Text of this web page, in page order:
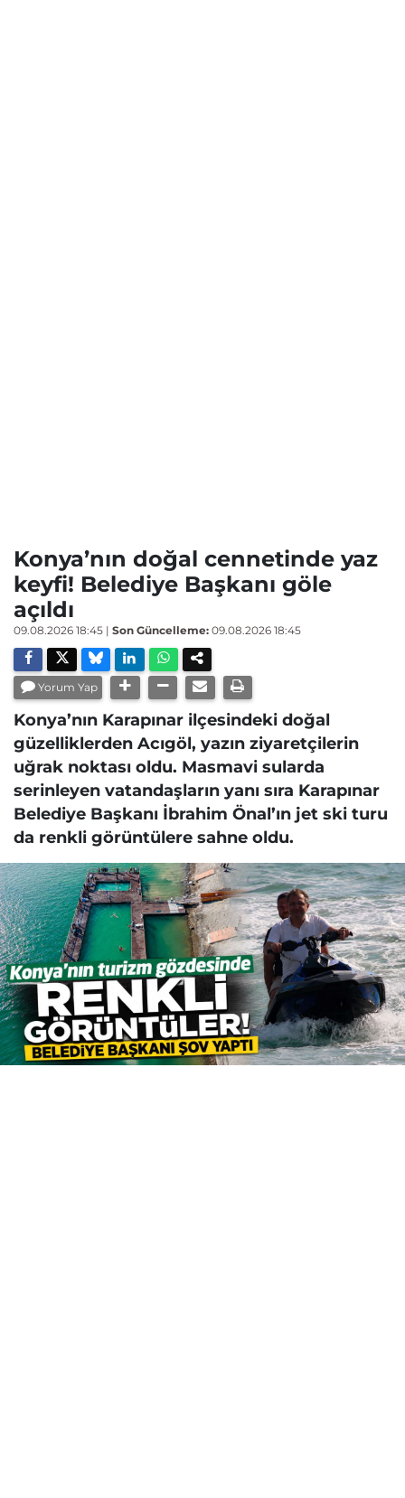
Konya’nın doğal cennetinde yaz
keyfi! Belediye Başkanı göle
açıldı
09.08.2026 18:45 | Son Güncelleme: 09.08.2026 18:45
Yorum Yap
Konya’nın Karapınar ilçesindeki doğal
güzelliklerden Acıgöl, yazın ziyaretçilerin
uğrak noktası oldu. Masmavi sularda
serinleyen vatandaşların yanı sıra Karapınar
Belediye Başkanı İbrahim Önal’ın jet ski turu
da renkli görüntülere sahne oldu.